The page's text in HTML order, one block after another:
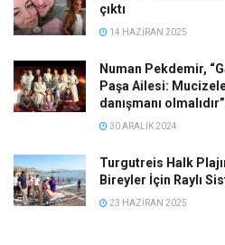
çıktı
14 HAZIRAN 2025
Numan Pekdemir,
Paşa Ailesi:
danışmanı
30 ARALIK 2024
Turgutreis Halk
Bireyler İçin Raylı
23 HAZIRAN 2025